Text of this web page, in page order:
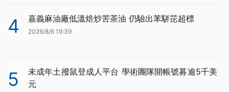
4 嘉義麻油廠低溫焙炒苦茶油 仍驗出苯駢芘超標
2026/8/6 19:39
5
未成年土撥鼠登成人平台 學術團隊開帳號募逾5千美
元